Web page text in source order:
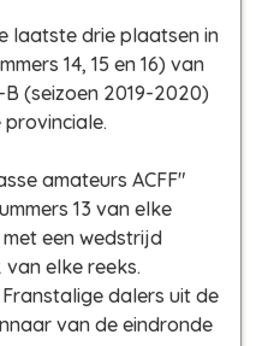
laatste drie plaatsen in
14, 15 en 16) van
B (seizoen 2019-2020)
amateurs ACFF"
13 van elke
een wedstrijd
elke reeks.
dalers uit de
van de eindronde